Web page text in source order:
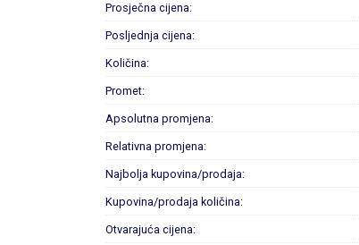
Prosječna cijena:
Posljednja cijena:
Količina:
Promet:
Apsolutna promjena:
Relativna promjena:
Najbolja kupovina/prodaja:
Kupovina/prodaja količina:
Otvarajuća cijena: